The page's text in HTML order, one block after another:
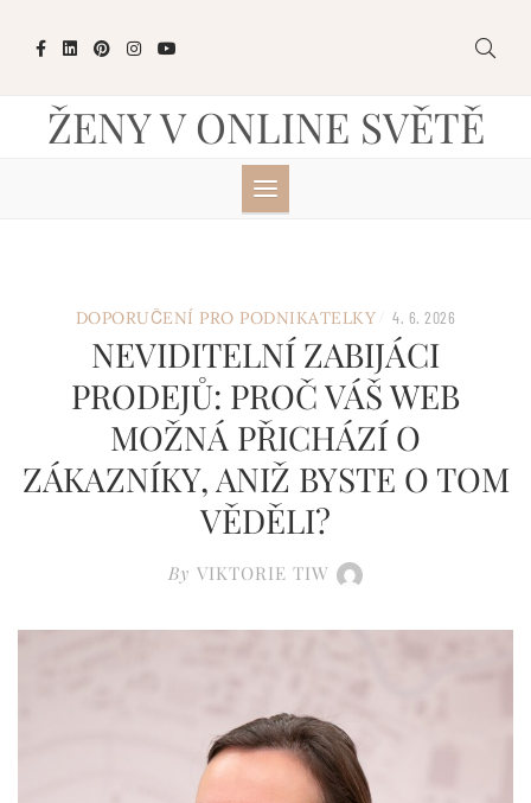
ŽENY V ONLINE SVĚTĚ
DOPORUČENÍ PRO PODNIKATELKY 4. 6. 2026
NEVIDITELNÍ ZABIJÁCI
PRODEJŮ: PROČ VÁŠ WEB
MOŽNÁ PŘICHÁZÍ O
ZÁKAZNÍKY, ANIŽ BYSTE O TOM
VĚDĚLI?
By VIKTORIE TIW